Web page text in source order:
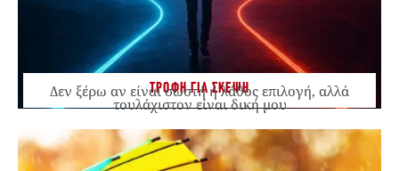
ΤΡΟΦΗ ΓΙΑ ΣΚΕΨΗ
Δεν ξέρω αν είναι σωστή ή λάθος επιλογή, αλλά
τουλάχιστον είναι δική μου